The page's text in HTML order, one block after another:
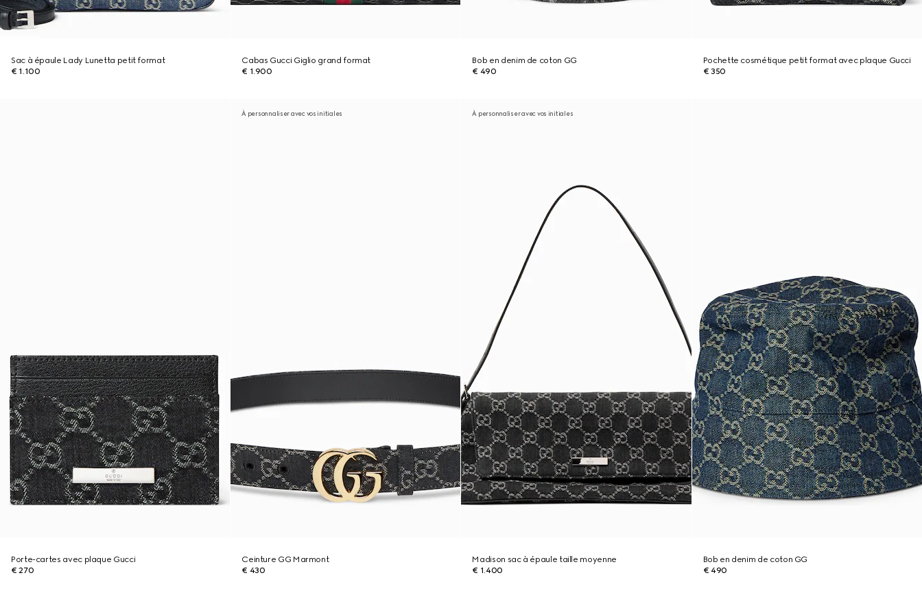
Sac à épaule Lady Lunetta petit format
€ 1.100
Cabas Gucci Giglio grand format
€ 1.900
Bob en denim de coton GG
€ 490
Pochette cosmétique petit format avec plaque Gucci
€ 350
Porte-cartes avec plaque Gucci
€ 270
À personnaliser avec vos initiales
Ceinture GG Marmont
€ 430
À personnaliser avec vos initiales
Madison sac à épaule taille moyenne
€ 1.400
Bob en denim de coton GG
€ 490